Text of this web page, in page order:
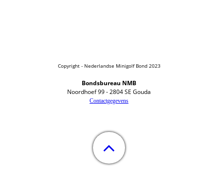
Copyright - Nederlandse Minigolf Bond 2023
Bondsbureau NMB
Noordhoef 99 - 2804 SE Gouda
Contactgegevens